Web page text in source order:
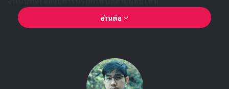
นอกจากการพูดคุยกันแล้ว ลิซ่า ยังได้ใกล้ชิดกับแฟนๆของเธอ
ในกิจกรรมแฟนไซน์ ก่อนที่จะมารวมตัวกับสมาชิกครอบครัว